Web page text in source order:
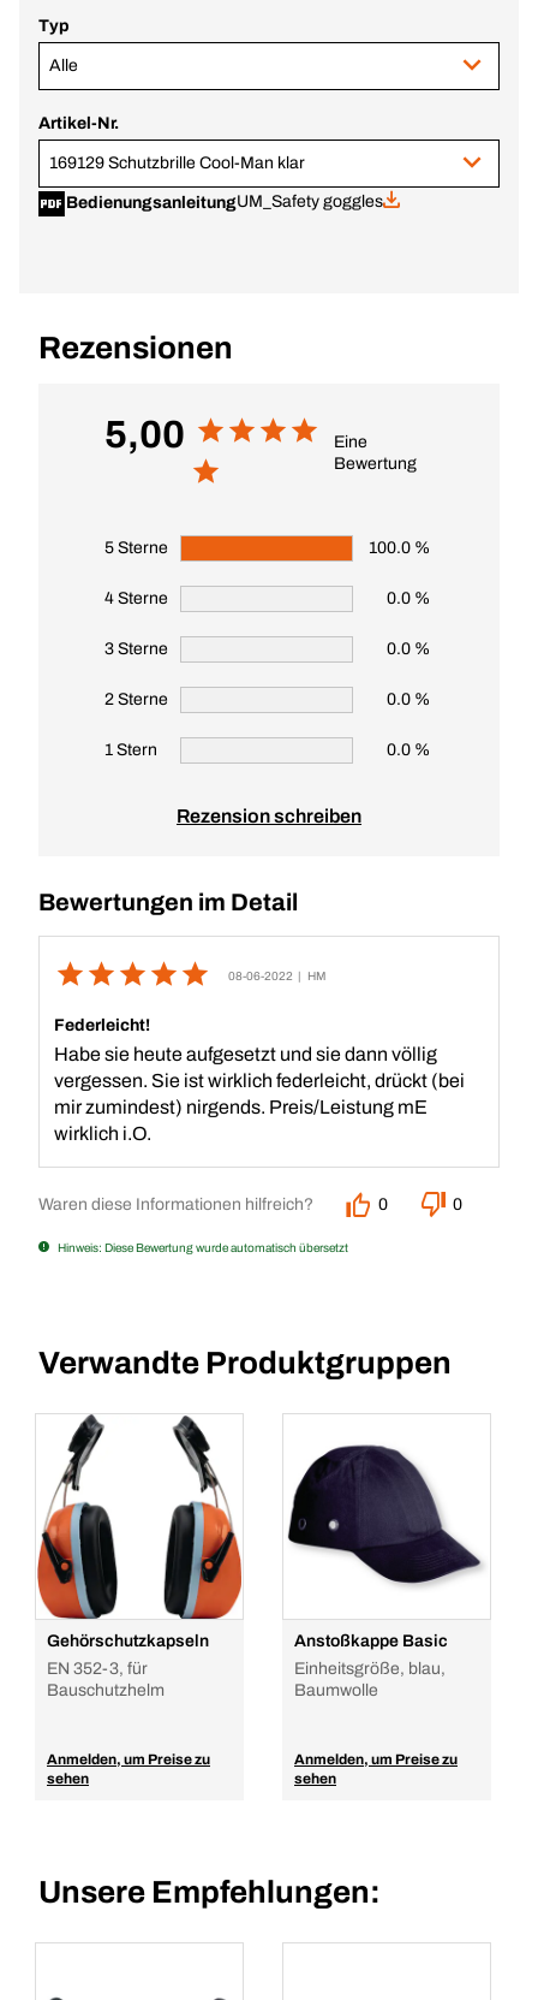
Typ
Alle
Artikel-Nr.
169129 Schutzbrille Cool-Man klar
BedienungsanleitungUM_Safety goggles
Rezensionen
5,00
Eine
Bewertung
5 Sterne 100.0 %
4 Sterne 0.0 %
3 Sterne 0.0 %
2 Sterne 0.0 %
1 Stern 0.0 %
Rezension schreiben
Bewertungen im Detail
08-06-2022 | HM
Federleicht!
Habe sie heute aufgesetzt und sie dann völlig
vergessen. Sie ist wirklich federleicht, drückt (bei
mir zumindest) nirgends. Preis/Leistung mE
wirklich i.O.
Waren diese Informationen hilfreich? 0 0
Hinweis: Diese Bewertung wurde automatisch übersetzt
Verwandte Produktgruppen
Gehörschutzkapseln
EN 352-3, für
Bauschutzhelm
Anmelden, um Preise zu
sehen
Anstoßkappe Basic
Einheitsgröße, blau,
Baumwolle
Anmelden, um Preise zu
sehen
Unsere Empfehlungen: